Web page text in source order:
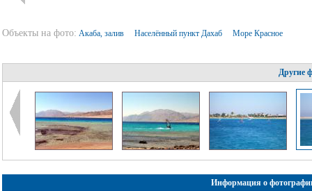
Объекты на фото: Акаба, залив Населённый пункт Дахаб Море Красное
Другие
Информация о